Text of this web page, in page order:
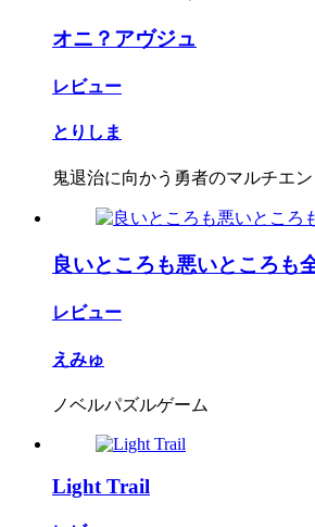
オニ？アヴジュ
レビュー
とりしま
鬼退治に向かう勇者のマルチエ
良いところも悪いところも
レビュー
えみゅ
ノベルパズルゲーム
Light Trail